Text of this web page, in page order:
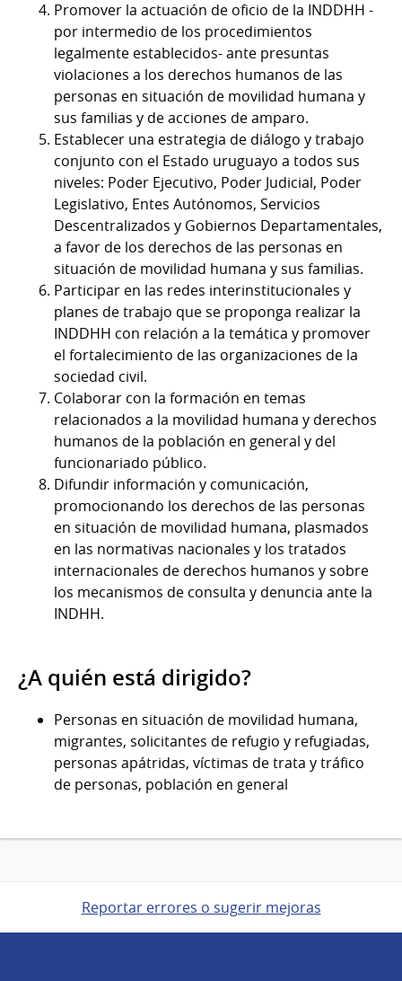
Promover la actuación de oficio de la INDDHH -
por intermedio de los procedimientos
legalmente establecidos- ante presuntas
violaciones a los derechos humanos de las
personas en situación de movilidad humana y
sus familias y de acciones de amparo.
Establecer una estrategia de diálogo y trabajo
conjunto con el Estado uruguayo a todos sus
niveles: Poder Ejecutivo, Poder Judicial, Poder
Legislativo, Entes Autónomos, Servicios
Descentralizados y Gobiernos Departamentales,
a favor de los derechos de las personas en
situación de movilidad humana y sus familias.
Participar en las redes interinstitucionales y
planes de trabajo que se proponga realizar la
INDDHH con relación a la temática y promover
el fortalecimiento de las organizaciones de la
sociedad civil.
Colaborar con la formación en temas
relacionados a la movilidad humana y derechos
humanos de la población en general y del
funcionariado público.
Difundir información y comunicación,
promocionando los derechos de las personas
en situación de movilidad humana, plasmados
en las normativas nacionales y los tratados
internacionales de derechos humanos y sobre
los mecanismos de consulta y denuncia ante la
INDHH.
¿A quién está dirigido?
Personas en situación de movilidad humana,
migrantes, solicitantes de refugio y refugiadas,
personas apátridas, víctimas de trata y tráfico
de personas, población en general
Reportar errores o sugerir mejoras